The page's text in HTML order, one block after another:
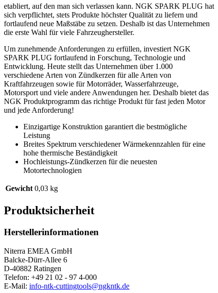
etabliert, auf den man sich verlassen kann. NGK SPARK PLUG hat
sich verpflichtet, stets Produkte höchster Qualität zu liefern und
fortlaufend neue Maßstäbe zu setzen. Deshalb ist das Unternehmen
die erste Wahl für viele Fahrzeughersteller.
Um zunehmende Anforderungen zu erfüllen, investiert NGK
SPARK PLUG fortlaufend in Forschung, Technologie und
Entwicklung. Heute stellt das Unternehmen über 1.000
verschiedene Arten von Zündkerzen für alle Arten von
Kraftfahrzeugen sowie für Motorräder, Wasserfahrzeuge,
Motorsport und viele andere Anwendungen her. Deshalb bietet das
NGK Produktprogramm das richtige Produkt für fast jeden Motor
und jede Anforderung!
Einzigartige Konstruktion garantiert die bestmögliche
Leistung
Breites Spektrum verschiedener Wärmekennzahlen für eine
hohe thermische Beständigkeit
Hochleistungs-Zündkerzen für die neuesten
Motortechnologien
Gewicht 0,03 kg
Produktsicherheit
Herstellerinformationen
Niterra EMEA GmbH
Balcke-Dürr-Allee 6
D-40882 Ratingen
Telefon: +49 21 02 - 97 4-000
E-Mail: info-ntk-cuttingtools@ngkntk.de